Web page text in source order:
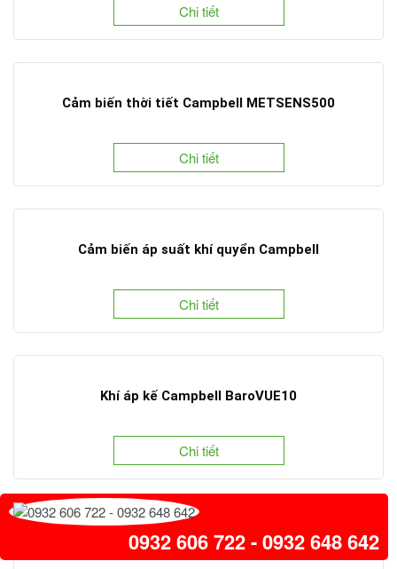
Chi tiết
Cảm biến thời tiết Campbell METSENS500
Chi tiết
Cảm biến áp suất khí quyển Campbell
Chi tiết
Khí áp kế Campbell BaroVUE10
Chi tiết
Máy phát hiện mưa Campbell Scientific
0932 606 722 - 0932 648 642